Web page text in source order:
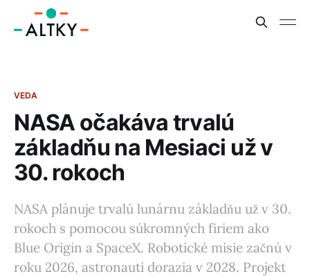
VEDA
NASA očakáva trvalú
základňu na Mesiaci už v
30. rokoch
NASA plánuje trvalú lunárnu základňu už v 30.
rokoch s pomocou súkromných firiem ako
Blue Origin a SpaceX. Robotické misie začnú v
roku 2026, astronauti dorazia v 2028. Projekt